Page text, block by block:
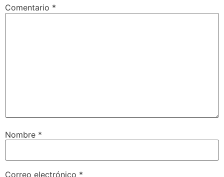
Comentario *
Nombre *
Correo electrónico *